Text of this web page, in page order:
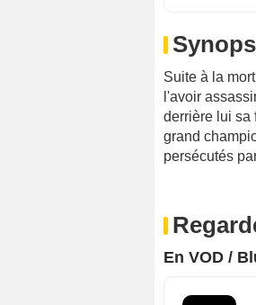
Suite à la
l'avoir
derrière lui sa
grand
persécutés
En VOD /